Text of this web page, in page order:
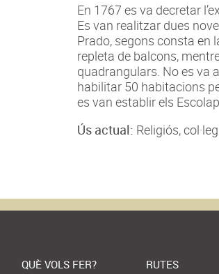
En 1767 es va decretar
Es van realitzar dues
Prado, segons consta en
repleta de balcons,
quadrangulars. No es va
habilitar 50 habitacions
es van establir els
Ús actual: Religiós,
QUÈ VOLS FER? RUTES